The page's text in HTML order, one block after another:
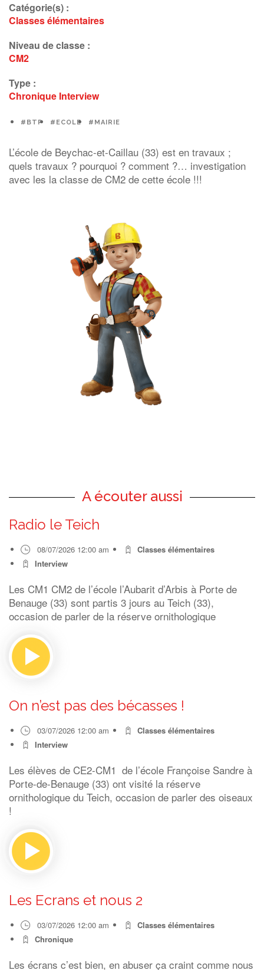
Catégorie(s) :
Classes élémentaires
Niveau de classe :
CM2
Type :
Chronique Interview
#BTP #ECOLE #MAIRIE
L’école de Beychac-et-Caillau (33) est en travaux ;
quels travaux ? pourquoi ? comment ?… investigation
avec les la classe de CM2 de cette école !!!
A écouter aussi
Radio le Teich
08/07/2026 12:00 am
Classes élémentaires
Interview
Les CM1 CM2 de l’école l’Aubarit d’Arbis à Porte de
Benauge (33) sont partis 3 jours au Teich (33),
occasion de parler de la réserve ornithologique
On n’est pas des bécasses !
03/07/2026 12:00 am
Classes élémentaires
Interview
Les élèves de CE2-CM1 de l’école Françoise Sandre à
Porte-de-Benauge (33) ont visité la réserve
ornithologique du Teich, occasion de parler des oiseaux
!
Les Ecrans et nous 2
03/07/2026 12:00 am
Classes élémentaires
Chronique
Les écrans c’est bien, en abuser ça craint comme nous